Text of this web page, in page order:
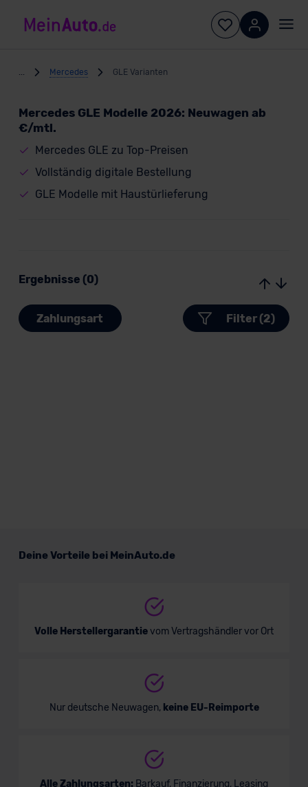
Mercedes GLE Varianten
Mercedes GLE Modelle 2026: Neuwagen ab
€/mtl.
Mercedes GLE zu Top-Preisen
Vollständig digitale Bestellung
GLE Modelle mit Haustürlieferung
Ergebnisse (0)
Zahlungsart Filter (2)
Deine Vorteile bei MeinAuto.de
Volle Herstellergarantievom Vertragshändler vor Ort
Nur deutsche Neuwagen, keine EU-Reimporte
Alle Zahlungsarten: Barkauf, Finanzierung, Leasing